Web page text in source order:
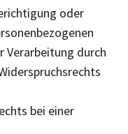
oder
Verarbeitung durch
bei einer